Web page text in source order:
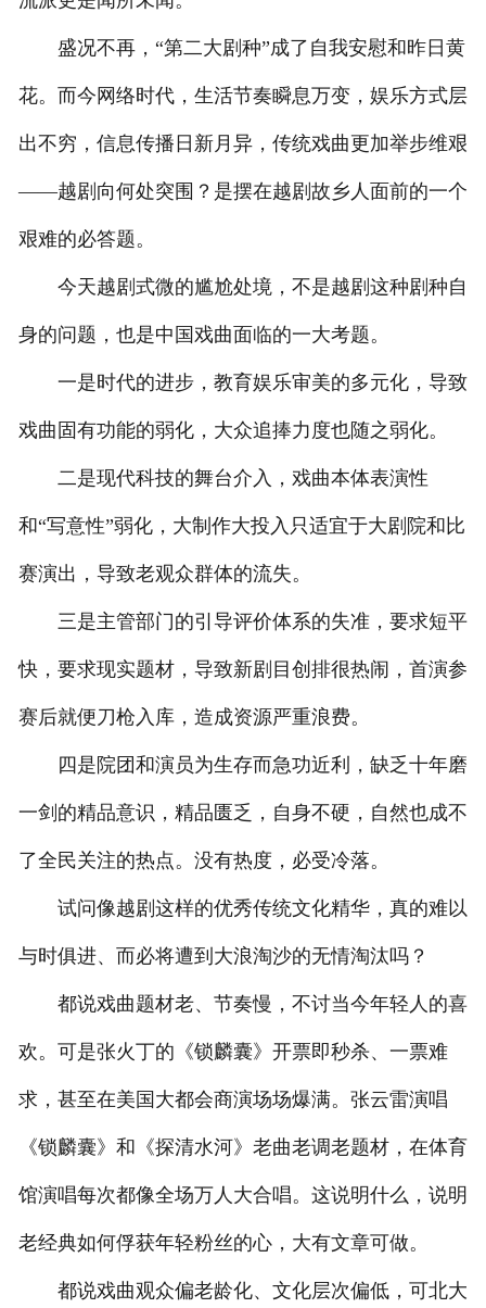
盛况不再，“第二大剧种”成了自我安慰和昨日黄
花。而今网络时代，生活节奏瞬息万变，娱乐方式层
出不穷，信息传播日新月异，传统戏曲更加举步维艰
——越剧向何处突围？是摆在越剧故乡人面前的一个
艰难的必答题。
今天越剧式微的尴尬处境，不是越剧这种剧种自
身的问题，也是中国戏曲面临的一大考题。
一是时代的进步，教育娱乐审美的多元化，导致
戏曲固有功能的弱化，大众追捧力度也随之弱化。
二是现代科技的舞台介入，戏曲本体表演性
和“写意性”弱化，大制作大投入只适宜于大剧院和比
赛演出，导致老观众群体的流失。
三是主管部门的引导评价体系的失准，要求短平
快，要求现实题材，导致新剧目创排很热闹，首演参
赛后就便刀枪入库，造成资源严重浪费。
四是院团和演员为生存而急功近利，缺乏十年磨
一剑的精品意识，精品匮乏，自身不硬，自然也成不
了全民关注的热点。没有热度，必受冷落。
试问像越剧这样的优秀传统文化精华，真的难以
与时俱进、而必将遭到大浪淘沙的无情淘汰吗？
都说戏曲题材老、节奏慢，不讨当今年轻人的喜
欢。可是张火丁的《锁麟囊》开票即秒杀、一票难
求，甚至在美国大都会商演场场爆满。张云雷演唱
《锁麟囊》和《探清水河》老曲老调老题材，在体育
馆演唱每次都像全场万人大合唱。这说明什么，说明
老经典如何俘获年轻粉丝的心，大有文章可做。
都说戏曲观众偏老龄化、文化层次偏低，可北大